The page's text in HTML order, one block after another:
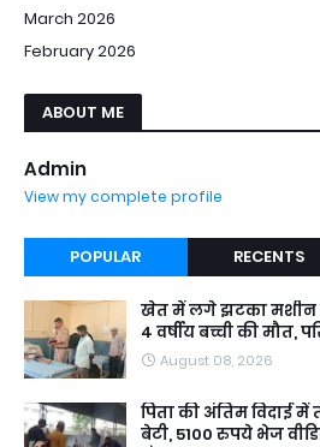
March 2026
February 2026
ABOUT ME
Admin
View my complete profile
POPULAR RECENTS
खेत में लगे झटका मशीन
4 वर्षीय बच्ची की मौत,
August 08, 2026
पिता की अंतिम विदाई
बेटी, 5100 रुपये भेज